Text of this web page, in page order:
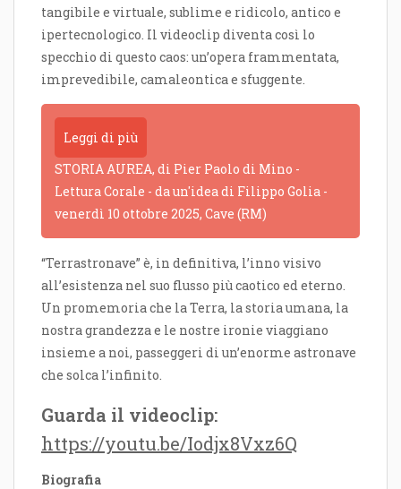
tangibile e virtuale, sublime e ridicolo, antico e
ipertecnologico. Il videoclip diventa così lo
specchio di questo caos: un’opera frammentata,
imprevedibile, camaleontica e sfuggente.
Leggi di più
STORIA AUREA, di Pier Paolo di Mino -
Lettura Corale - da un'idea di Filippo Golia -
venerdì 10 ottobre 2025, Cave (RM)
“Terrastronave” è, in definitiva, l’inno visivo
all’esistenza nel suo flusso più caotico ed eterno.
Un promemoria che la Terra, la storia umana, la
nostra grandezza e le nostre ironie viaggiano
insieme a noi, passeggeri di un’enorme astronave
che solca l’infinito.
Guarda il videoclip:
https://youtu.be/Iodjx8Vxz6Q
Biografia